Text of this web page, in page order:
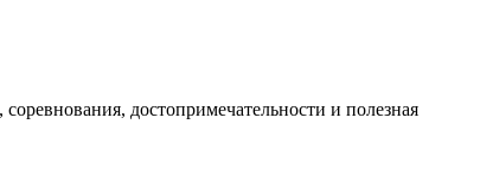
достопримечательности и полезная